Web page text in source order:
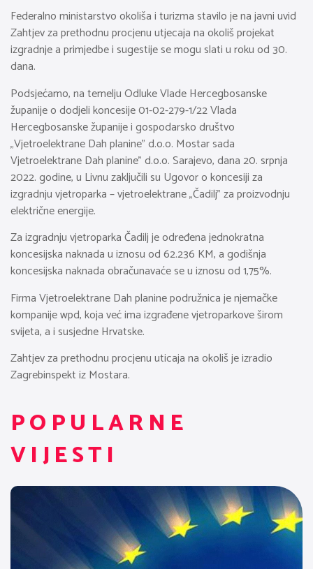
Federalno ministarstvo okoliša i turizma stavilo je na javni uvid
Zahtjev za prethodnu procjenu utjecaja na okoliš projekat
izgradnje a primjedbe i sugestije se mogu slati u roku od 30.
dana.
Podsjećamo, na temelju Odluke Vlade Hercegbosanske
županije o dodjeli koncesije 01-02-279-1/22 Vlada
Hercegbosanske županije i gospodarsko društvo
„Vjetroelektrane Dah planine” d.o.o. Mostar sada
Vjetroelektrane Dah planine” d.o.o. Sarajevo, dana 20. srpnja
2022. godine, u Livnu zaključili su Ugovor o koncesiji za
izgradnju vjetroparka – vjetroelektrane „Čadilj” za proizvodnju
električne energije.
Za izgradnju vjetroparka Čadilj je određena jednokratna
koncesijska naknada u iznosu od 62.236 KM, a godišnja
koncesijska naknada obračunavaće se u iznosu od 1,75%.
Firma Vjetroelektrane Dah planine podružnica je njemačke
kompanije wpd, koja već ima izgrađene vjetroparkove širom
svijeta, a i susjedne Hrvatske.
Zahtjev za prethodnu procjenu uticaja na okoliš je izradio
Zagrebinspekt iz Mostara.
POPULARNE
VIJESTI